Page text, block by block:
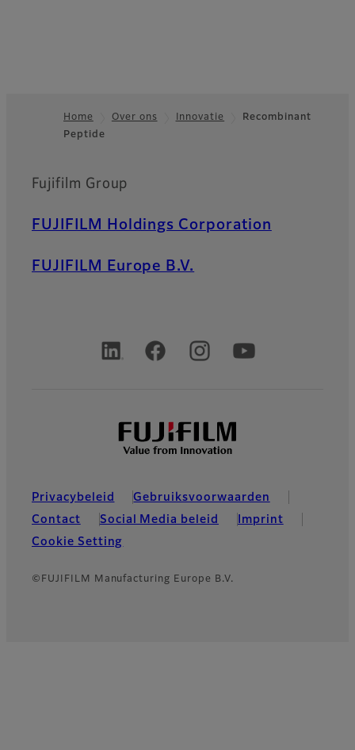
Footer
Home Over ons Innovatie
Recombinant
Peptide
Fujifilm Group
FUJIFILM Holdings Corporation
FUJIFILM Europe B.V.
Privacybeleid
Gebruiksvoorwaarden
Contact
Social Media beleid
Imprint
Cookie Setting
©FUJIFILM Manufacturing Europe B.V.